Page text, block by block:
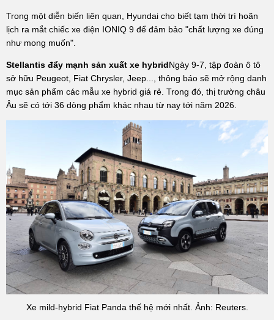
Trong một diễn biến liên quan, Hyundai cho biết tạm thời trì hoãn
lịch ra mắt chiếc xe điện IONIQ 9 để đảm bảo "chất lượng xe đúng
như mong muốn".
Stellantis đẩy mạnh sản xuất xe hybridNgày 9-7, tập đoàn ô tô
sở hữu Peugeot, Fiat Chrysler, Jeep..., thông báo sẽ mở rộng danh
mục sản phẩm các mẫu xe hybrid giá rẻ. Trong đó, thị trường châu
Âu sẽ có tới 36 dòng phẩm khác nhau từ nay tới năm 2026.
Xe mild-hybrid Fiat Panda thế hệ mới nhất. Ảnh: Reuters.